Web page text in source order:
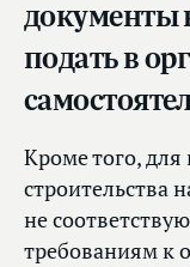
документы
подать в
Кроме того, для
строительства
не
требованиям к